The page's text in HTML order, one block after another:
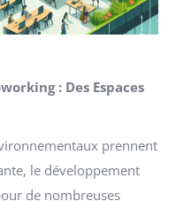
: Des Espaces
prennent
le développement
de nombreuses